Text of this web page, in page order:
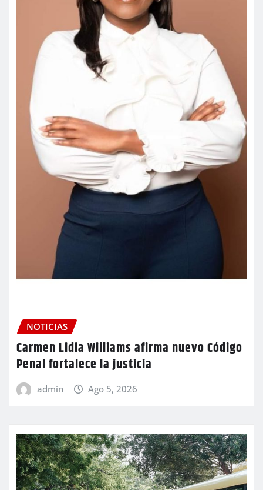
NOTICIAS
Carmen Lidia Williams afirma nuevo Código
Penal fortalece la justicia
admin Ago 5, 2026